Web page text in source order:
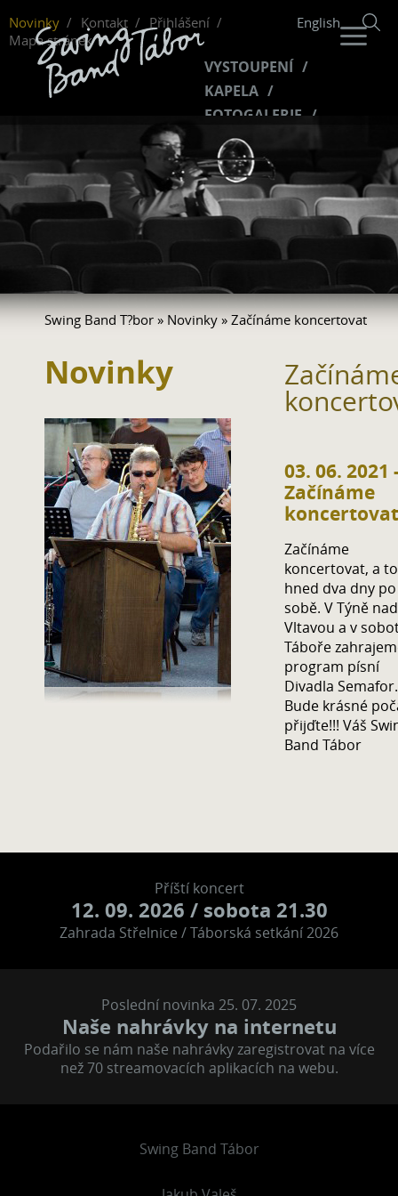
Novinky Kontakt
Přihlášení
Mapa stránek
English
VYSTOUPENÍ
KAPELA
FOTOGALERIE
HUDBA
FANKLUB
Swing Band T?bor » Novinky » Začínáme koncertovat
Novinky
03. 06. 2021
Začínáme
koncertovat
Začínáme
koncertovat, a to
hned dva dny po
sobě. V Týně nad
Vltavou a v
Táboře
program písní
Divadla Semafor.
Bude krásné
přijďte!!! Váš
Band Tábor
Příští koncert
12. 09. 2026 / sobota 21.30
Zahrada Střelnice / Táborská setkání 2026
Poslední novinka 25. 07. 2025
Naše nahrávky na internetu
Podařilo se nám naše nahrávky zaregistrovat na více
než 70 streamovacích aplikacích na webu.
Swing Band Tábor